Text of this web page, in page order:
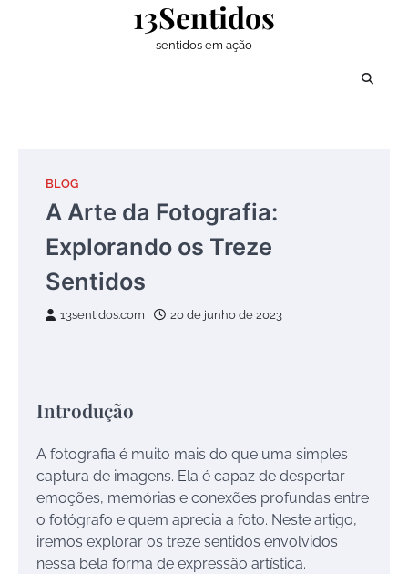
13Sentidos
sentidos em ação
BLOG
A Arte da Fotografia:
Explorando os Treze
Sentidos
13sentidos.com 20 de junho de 2023
Introdução
A fotografia é muito mais do que uma simples
captura de imagens. Ela é capaz de despertar
emoções, memórias e conexões profundas entre
o fotógrafo e quem aprecia a foto. Neste artigo,
iremos explorar os treze sentidos envolvidos
nessa bela forma de expressão artística.